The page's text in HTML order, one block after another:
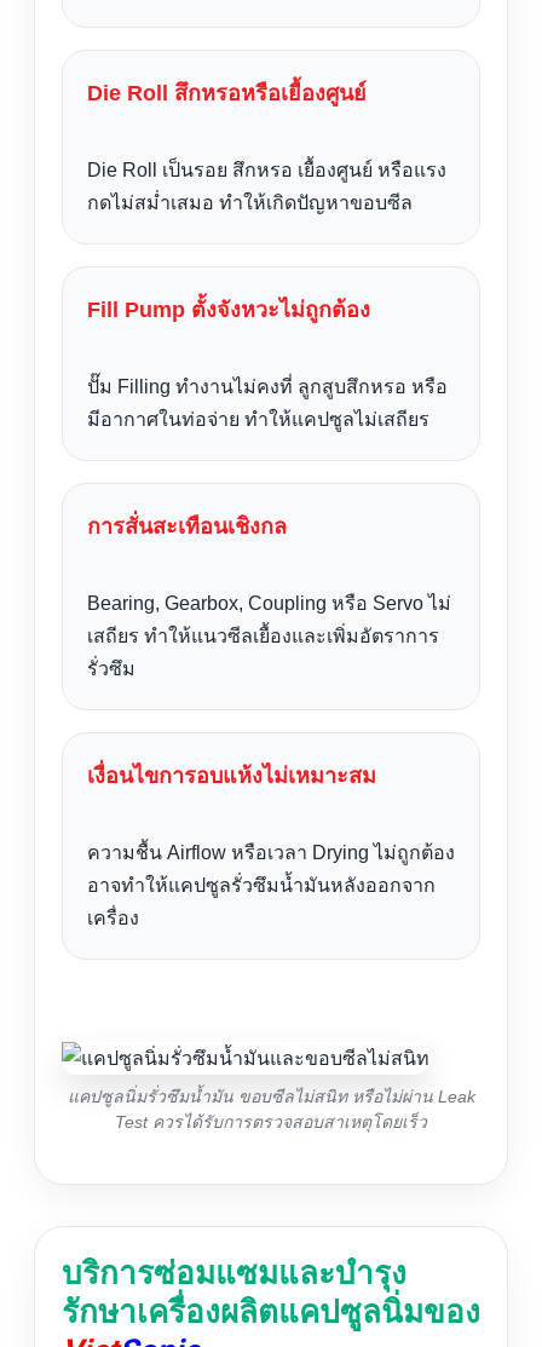
Die Roll สึกหรอหรือเยื้องศูนย์
Die Roll เป็นรอย สึกหรอ เยื้องศูนย์ หรือแรง
กดไม่สม่ำเสมอ ทำให้เกิดปัญหาขอบซีล
Fill Pump ตั้งจังหวะไม่ถูกต้อง
ปั๊ม Filling ทำงานไม่คงที่ ลูกสูบสึกหรอ หรือ
มีอากาศในท่อจ่าย ทำให้แคปซูลไม่เสถียร
การสั่นสะเทือนเชิงกล
Bearing, Gearbox, Coupling หรือ Servo ไม่
เสถียร ทำให้แนวซีลเยื้องและเพิ่มอัตราการ
รั่วซึม
เงื่อนไขการอบแห้งไม่เหมาะสม
ความชื้น Airflow หรือเวลา Drying ไม่ถูกต้อง
อาจทำให้แคปซูลรั่วซึมน้ำมันหลังออกจาก
เครื่อง
แคปซูลนิ่มรั่วซึมน้ำมัน ขอบซีลไม่สนิท หรือไม่ผ่าน Leak
Test ควรได้รับการตรวจสอบสาเหตุโดยเร็ว
บริการซ่อมแซมและบำรุง
รักษาเครื่องผลิตแคปซูลนิ่มของ